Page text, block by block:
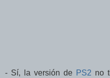
- Sí, la versión de PS2 no